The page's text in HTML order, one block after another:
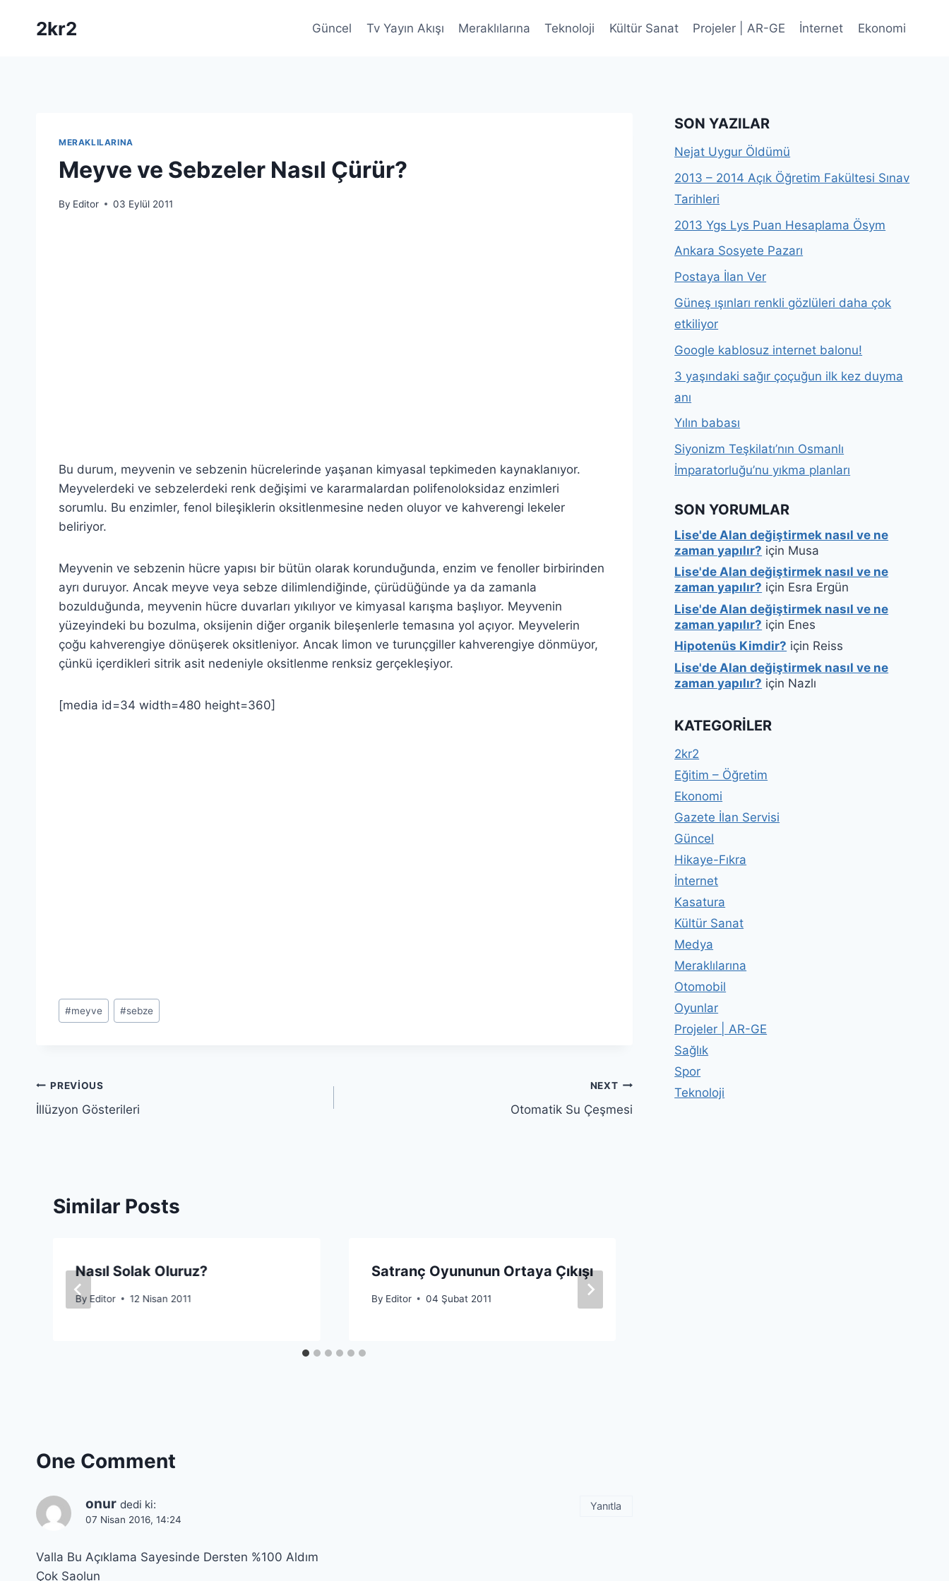
2kr2 Güncel Tv Yayın Akışı Meraklılarına Teknoloji Kültür Sanat Projeler | AR-GE İnternet Ekonomi
MERAKLILARINA
Meyve ve Sebzeler Nasıl Çürür?
By Editor 03 Eylül 2011
Bu durum, meyvenin ve sebzenin hücrelerinde yaşanan kimyasal tepkimeden kaynaklanıyor.
Meyvelerdeki ve sebzelerdeki renk değişimi ve kararmalardan polifenoloksidaz enzimleri
sorumlu. Bu enzimler, fenol bileşiklerin oksitlenmesine neden oluyor ve kahverengi lekeler
beliriyor.
Meyvenin ve sebzenin hücre yapısı bir bütün olarak korunduğunda, enzim ve fenoller birbirinden
ayrı duruyor. Ancak meyve veya sebze dilimlendiğinde, çürüdüğünde ya da zamanla
bozulduğunda, meyvenin hücre duvarları yıkılıyor ve kimyasal karışma başlıyor. Meyvenin
yüzeyindeki bu bozulma, oksijenin diğer organik bileşenlerle temasına yol açıyor. Meyvelerin
çoğu kahverengiye dönüşerek oksitleniyor. Ancak limon ve turunçgiller kahverengiye dönmüyor,
çünkü içerdikleri sitrik asit nedeniyle oksitlenme renksiz gerçekleşiyor.
[media id=34 width=480 height=360]
Post
Tags:
#meyve #sebze
Yazı
gezinmesi
PREVIOUS
İllüzyon Gösterileri
NEXT
Otomatik Su Çeşmesi
Similar Posts
Nasıl Solak Oluruz?
By Editor 12 Nisan 2011
Satranç Oyununun Ortaya Çıkışı
By Editor 04 Şubat 2011
One Comment
onur dedi ki:
07 Nisan 2016, 14:24
Valla Bu Açıklama Sayesinde Dersten %100 Aldım
Çok Saolun
Yanıtla
SON YAZILAR
Nejat Uygur Öldümü
2013 – 2014 Açık Öğretim Fakültesi Sınav
Tarihleri
2013 Ygs Lys Puan Hesaplama Ösym
Ankara Sosyete Pazarı
Postaya İlan Ver
Güneş ışınları renkli gözlüleri daha çok
etkiliyor
Google kablosuz internet balonu!
3 yaşındaki sağır çoçuğun ilk kez duyma
anı
Yılın babası
Siyonizm Teşkilatı’nın Osmanlı
İmparatorluğu’nu yıkma planları
SON YORUMLAR
Lise'de Alan değiştirmek nasıl ve ne
zaman yapılır? için Musa
Lise'de Alan değiştirmek nasıl ve ne
zaman yapılır? için Esra Ergün
Lise'de Alan değiştirmek nasıl ve ne
zaman yapılır? için Enes
Hipotenüs Kimdir? için Reiss
Lise'de Alan değiştirmek nasıl ve ne
zaman yapılır? için Nazlı
KATEGORILER
2kr2
Eğitim – Öğretim
Ekonomi
Gazete İlan Servisi
Güncel
Hikaye-Fıkra
İnternet
Kasatura
Kültür Sanat
Medya
Meraklılarına
Otomobil
Oyunlar
Projeler | AR-GE
Sağlık
Spor
Teknoloji